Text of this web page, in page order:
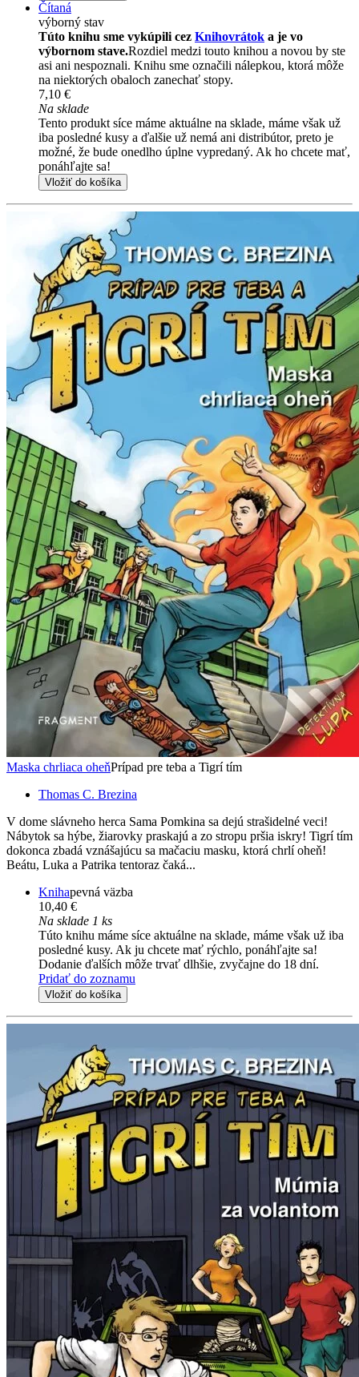
Čítaná
výborný stav
Túto knihu sme vykúpili cez Knihovrátok a je vo
výbornom stave.Rozdiel medzi touto knihou a novou by ste
asi ani nespoznali. Knihu sme označili nálepkou, ktorá môže
na niektorých obaloch zanechať stopy.
7,10 €
Na sklade
Tento produkt síce máme aktuálne na sklade, máme však už
iba posledné kusy a ďalšie už nemá ani distribútor, preto je
možné, že bude onedlho úplne vypredaný. Ak ho chcete mať,
ponáhľajte sa!
Vložiť do košíka
Maska chrliaca oheňPrípad pre teba a Tigrí tím
Thomas C. Brezina
V dome slávneho herca Sama Pomkina sa dejú strašidelné veci!
Nábytok sa hýbe, žiarovky praskajú a zo stropu pršia iskry! Tigrí tím
dokonca zbadá vznášajúcu sa mačaciu masku, ktorá chrlí oheň!
Beátu, Luka a Patrika tentoraz čaká...
Knihapevná väzba
10,40 €
Na sklade 1 ks
Túto knihu máme síce aktuálne na sklade, máme však už iba
posledné kusy. Ak ju chcete mať rýchlo, ponáhľajte sa!
Dodanie ďalších môže trvať dlhšie, zvyčajne do 18 dní.
Pridať do zoznamu
Vložiť do košíka